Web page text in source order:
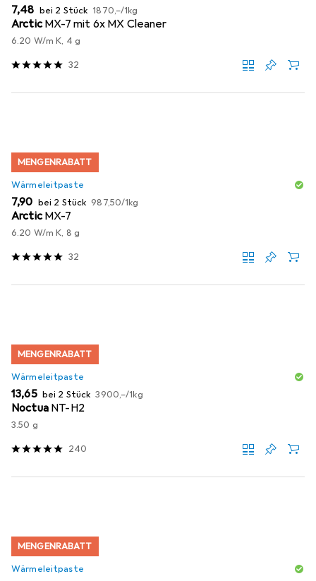
EUR
7,48 bei 2 Stück EUR
1870,–/1kg
Arctic MX-7 mit 6x MX Cleaner
6.20 W/m K, 4 g
32
MENGENRABATT
Wärmeleitpaste
EUR
7,90 bei 2 Stück EUR
987,50/1kg
Arctic MX-7
6.20 W/m K, 8 g
32
MENGENRABATT
Wärmeleitpaste
EUR
13,65 bei 2 Stück EUR
3900,–/1kg
Noctua NT-H2
3.50 g
240
MENGENRABATT
Wärmeleitpaste